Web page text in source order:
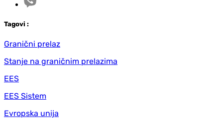
Tagovi :
Granični prelaz
Stanje na graničnim prelazima
EES
EES Sistem
Evropska unija